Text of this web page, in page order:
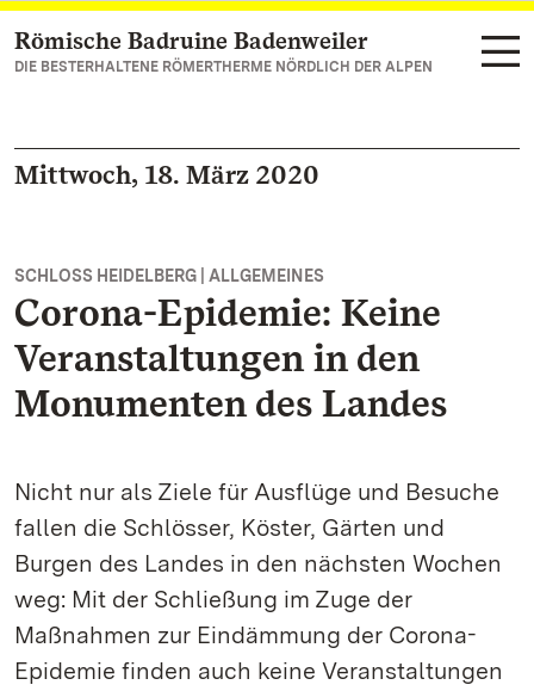
Zum Hauptinhalt springen
Römische Badruine Badenweiler
DIE BESTERHALTENE RÖMERTHERME NÖRDLICH DER ALPEN
Mittwoch, 18. März 2020
SCHLOSS HEIDELBERG | ALLGEMEINES
Corona-Epidemie: Keine
Veranstaltungen in den
Monumenten des Landes
Nicht nur als Ziele für Ausflüge und Besuche
fallen die Schlösser, Köster, Gärten und
Burgen des Landes in den nächsten Wochen
weg: Mit der Schließung im Zuge der
Maßnahmen zur Eindämmung der Corona-
Epidemie finden auch keine Veranstaltungen